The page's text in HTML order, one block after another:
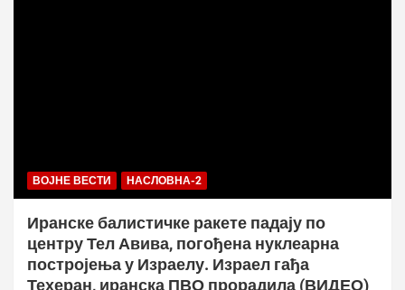
ВОЈНЕ ВЕСТИ НАСЛОВНА-2
Иранске балистичке ракете падају по
центру Тел Авива, погођена нуклеарна
постројења у Израелу. Израел гађа
Техеран, иранска ПВО прорадила (ВИДЕО)